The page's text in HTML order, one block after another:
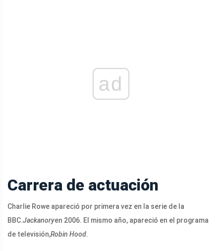
ad
Carrera de actuación
Charlie Rowe apareció por primera vez en la serie de la
BBC.Jackanoryen 2006. El mismo año, apareció en el programa
de televisión,Robin Hood.